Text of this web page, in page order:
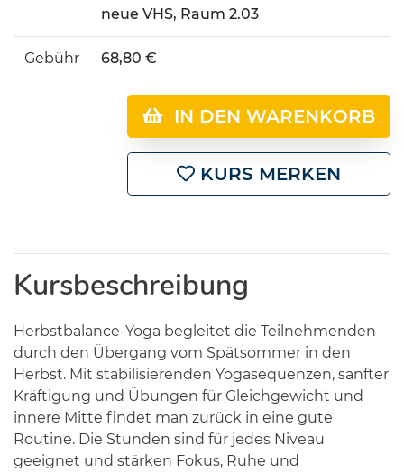
neue VHS, Raum 2.03
Gebühr 68,80 €
IN DEN WARENKORB
KURS MERKEN
Kursbeschreibung
Herbstbalance-Yoga begleitet die Teilnehmenden
durch den Übergang vom Spätsommer in den
Herbst. Mit stabilisierenden Yogasequenzen, sanfter
Kräftigung und Übungen für Gleichgewicht und
innere Mitte findet man zurück in eine gute
Routine. Die Stunden sind für jedes Niveau
geeignet und stärken Fokus, Ruhe und